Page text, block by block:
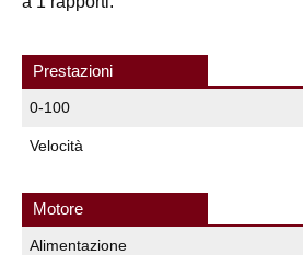
Prestazioni
0-100
Velocità
Motore
Alimentazione